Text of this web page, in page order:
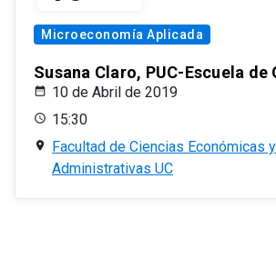
Microeconomía Aplicada
Susana Claro, PUC-Escuela de
10 de Abril de 2019
15:30
Facultad de Ciencias Económicas y
Administrativas UC